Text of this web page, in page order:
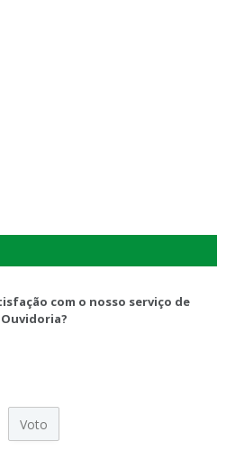
com o nosso serviço de
Ouvidoria?